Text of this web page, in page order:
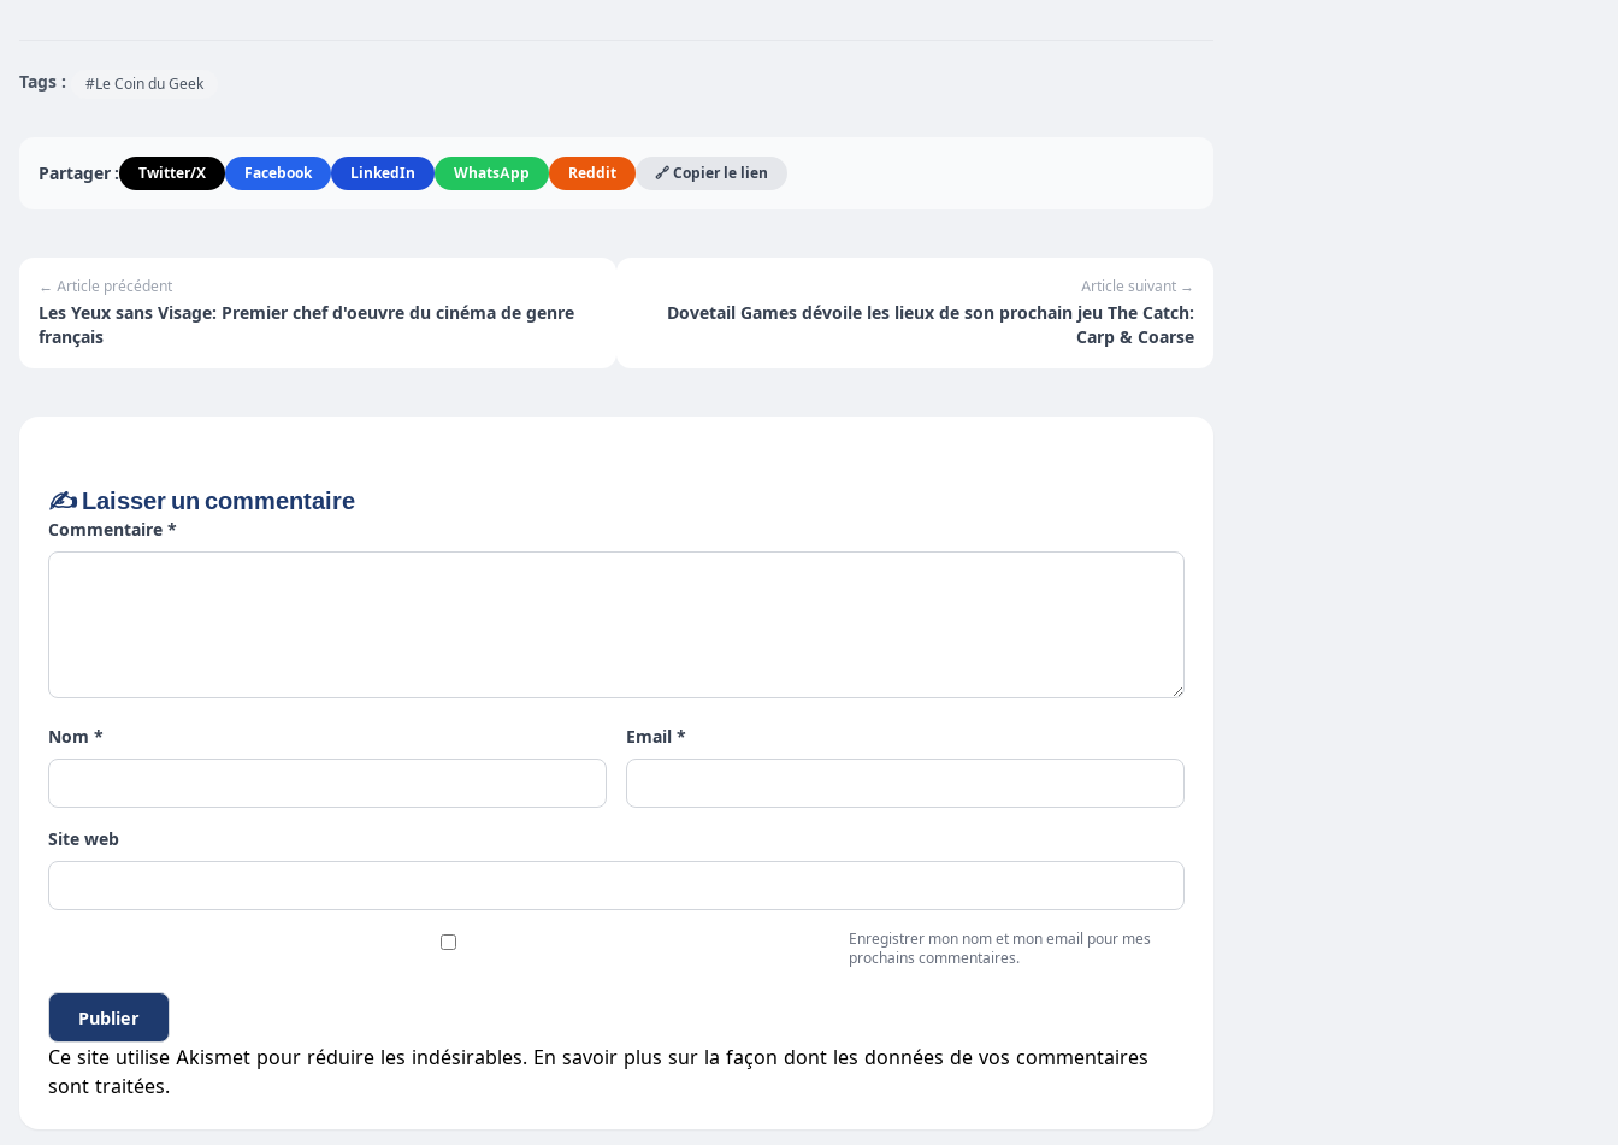
Tags : #Le Coin du Geek
Partager : Twitter/X Facebook LinkedIn WhatsApp Reddit 🔗 Copier le lien
← Article précédent
Les Yeux sans Visage: Premier chef d'oeuvre du cinéma de genre
français
Article suivant →
Dovetail Games dévoile les lieux de son prochain jeu The Catch:
Carp & Coarse
✍️ Laisser un commentaire
Commentaire *
Nom * Email *
Site web
Enregistrer mon nom et mon email pour mes
prochains commentaires.
Ce site utilise Akismet pour réduire les indésirables. En savoir plus sur la façon dont les données de vos commentaires
sont traitées.